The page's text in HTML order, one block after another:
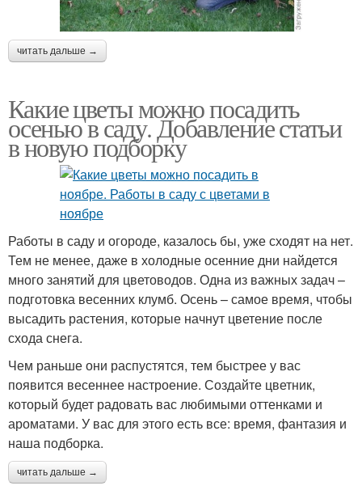
читать дальше →
Какие цветы можно посадить
осенью в саду. Добавление статьи
в новую подборку
Работы в саду и огороде, казалось бы, уже сходят на нет.
Тем не менее, даже в холодные осенние дни найдется
много занятий для цветоводов. Одна из важных задач –
подготовка весенних клумб. Осень – самое время, чтобы
высадить растения, которые начнут цветение после
схода снега.
Чем раньше они распустятся, тем быстрее у вас
появится весеннее настроение. Создайте цветник,
который будет радовать вас любимыми оттенками и
ароматами. У вас для этого есть все: время, фантазия и
наша подборка.
читать дальше →